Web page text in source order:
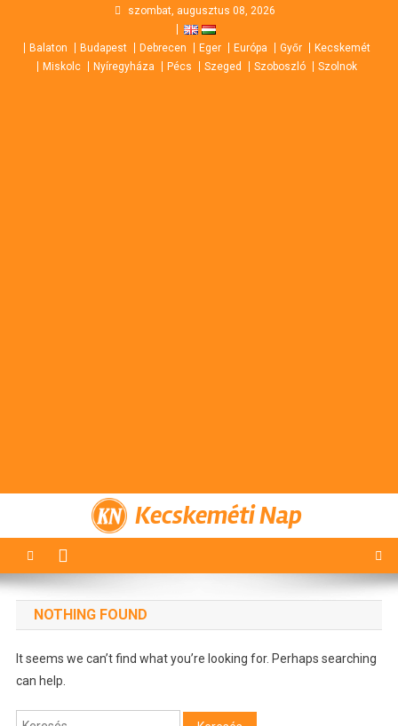
content
szombat, augusztus 08, 2026
Balaton Budapest Debrecen Eger Európa Győr
Kecskemét
Miskolc
Nyíregyháza Pécs Szeged Szoboszló Szolnok
Kecskeméti Nap
NOTHING FOUND
It seems we can’t find what you’re looking for. Perhaps searching
can help.
Keresés: